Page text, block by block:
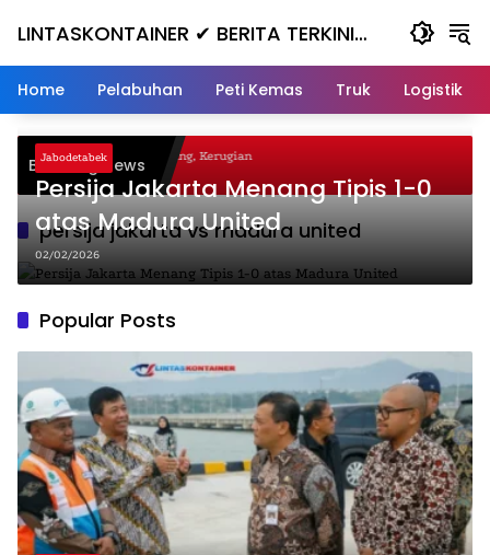
LINTASKONTAINER ✔ BERITA TERKINI
KONTAINER TERBARU HARI INI
Home Pelabuhan Peti Kemas Truk Logistik
Breaking News
Nanjak, Masuk ke Jurang, Kerugian
persija jakarta vs madura united
Jabodetabek
Persija Jakarta Menang Tipis 1-0
atas Madura United
02/02/2026
Popular Posts